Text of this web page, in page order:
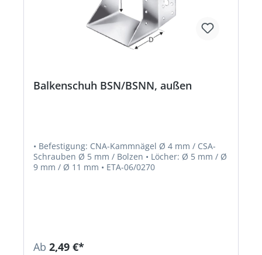
Balkenschuh BSN/BSNN, außen
• Befestigung: CNA-Kammnägel Ø 4 mm / CSA-
Schrauben Ø 5 mm / Bolzen • Löcher: Ø 5 mm / Ø
9 mm / Ø 11 mm • ETA-06/0270
Ab 2,49 €*